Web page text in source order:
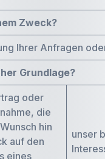
Zweck?
Ihrer Anfragen
Grundlage?
oder
die
hin
auf den
eines
unser